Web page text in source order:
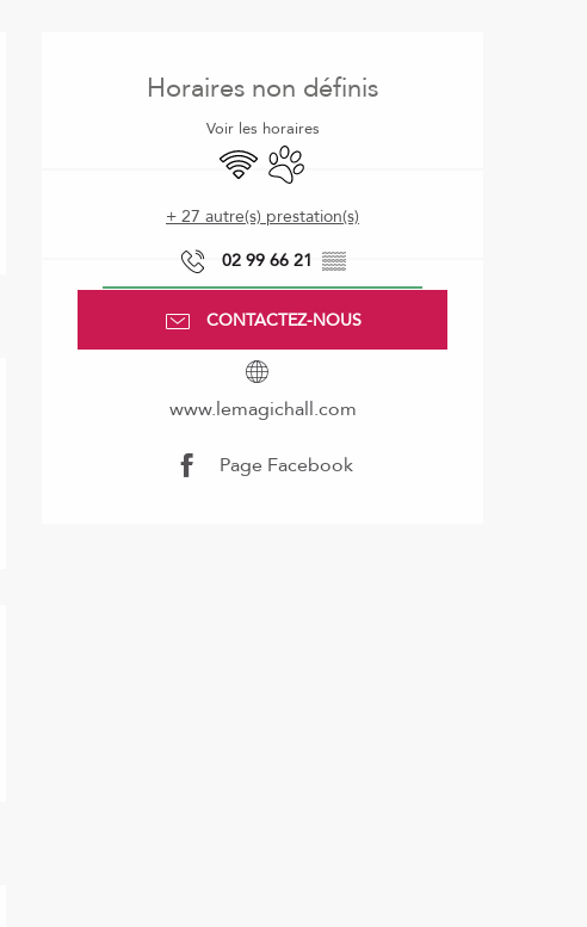
Horaires non définis
Voir les horaires
WiFi Animaux acceptés
+ 27 autre(s) prestation(s)
02 99 66 21 ▒▒
CONTACTEZ-NOUS
www.lemagichall.com
Page Facebook